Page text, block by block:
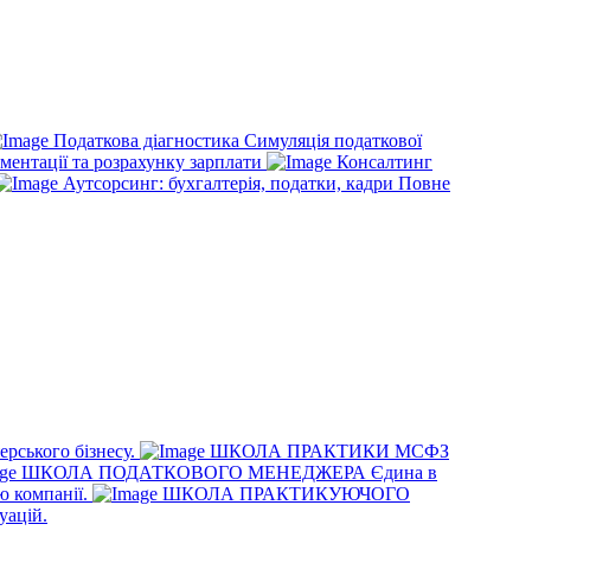
Податкова діагностика Симуляція податкової
та розрахунку зарплати
Консалтинг
Аутсорсинг: бухгалтерія, податки, кадри Повне
бізнесу.
ШКОЛА ПРАКТИКИ МСФЗ
ШКОЛА ПОДАТКОВОГО МЕНЕДЖЕРА Єдина в
компанії.
ШКОЛА ПРАКТИКУЮЧОГО